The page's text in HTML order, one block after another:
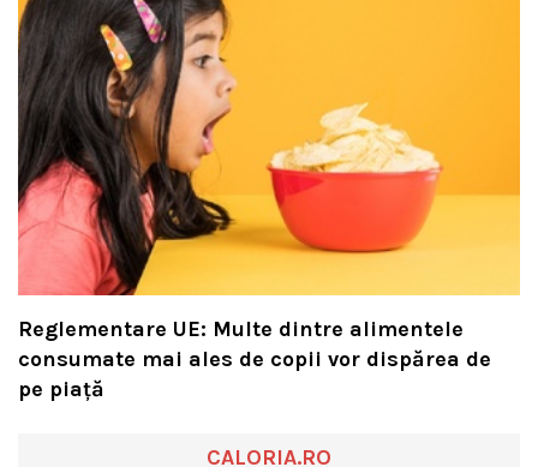
Reglementare UE: Multe dintre alimentele
consumate mai ales de copii vor dispărea de
pe piață
CALORIA.RO